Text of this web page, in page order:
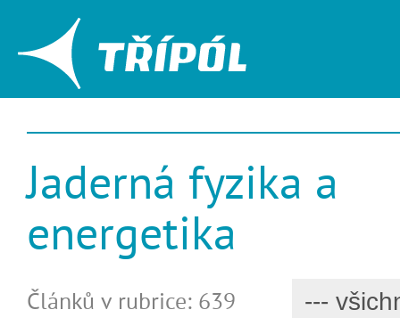
Jaderná fyzika a
energetika
Článků v rubrice: 639